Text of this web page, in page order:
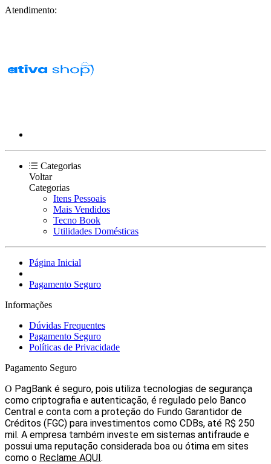
Atendimento:
Categorias
Voltar
Categorias
Itens Pessoais
Mais Vendidos
Tecno Book
Utilidades Domésticas
Página Inicial
Pagamento Seguro
Informações
Dúvidas Frequentes
Pagamento Seguro
Políticas de Privacidade
Pagamento Seguro
O PagBank é seguro, pois utiliza tecnologias de segurança
como criptografia e autenticação, é regulado pelo Banco
Central e conta com a proteção do Fundo Garantidor de
Créditos (FGC) para investimentos como CDBs, até R$ 250
mil. A empresa também investe em sistemas antifraude e
possui uma reputação considerada boa ou ótima em sites
como o Reclame AQUI.